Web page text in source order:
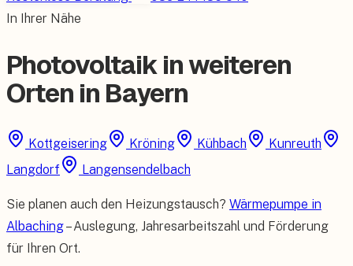
In Ihrer Nähe
Photovoltaik in weiteren
Orten in Bayern
Kottgeisering Kröning Kühbach
Kunreuth
Langdorf
Langensendelbach
Sie planen auch den Heizungstausch? Wärmepumpe in
Albaching– Auslegung, Jahresarbeitszahl und Förderung
für Ihren Ort.